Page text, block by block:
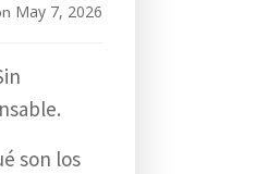
May 7, 2026
son los